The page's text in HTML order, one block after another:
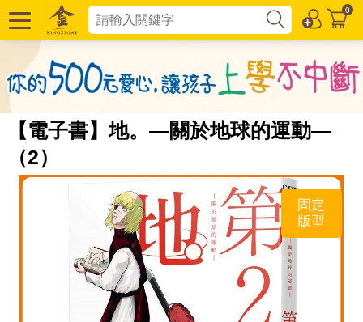
0
【電子書】地。—關於地球的運動—
（2）
固定
版型